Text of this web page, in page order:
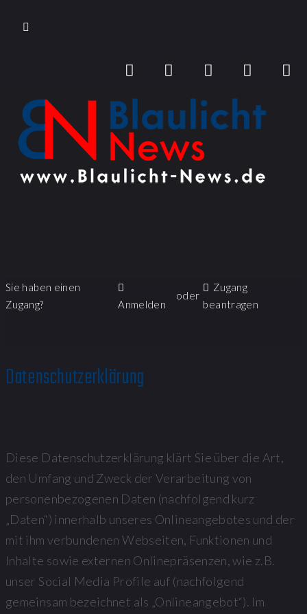
Sie haben einen
Zugang?
Anmelden
oder
Zugang
beantragen
Datenschutzerklärung
Diese Datenschutzerklärung klärt Sie über die Art,
den Umfang und Zweck der Verarbeitung von
personenbezogenen Daten (nachfolgend kurz
„Daten“) innerhalb unseres Onlineangebotes und der
mit ihm verbundenen Webseiten, Funktionen und
Inhalte sowie externen Onlinepräsenzen, wie z.B.
unser Social Media Profile auf (nachfolgend
gemeinsam bezeichnet als „Onlineangebot“). Im